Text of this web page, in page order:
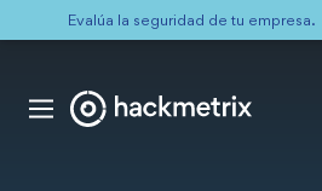
Evalúa la seguridad de tu empresa.